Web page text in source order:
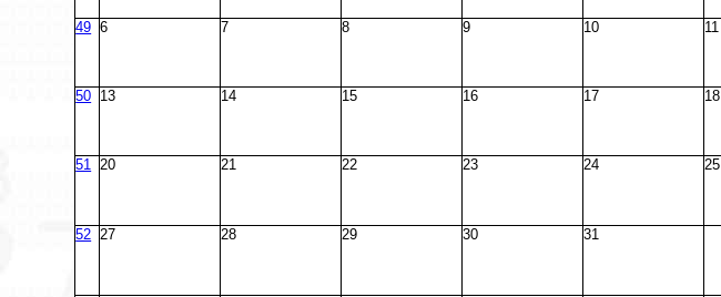
49 6 7 8 9 10 11
50 13 14 15 16 17 18
51 20 21 22 23 24 25
52 27 28 29 30 31